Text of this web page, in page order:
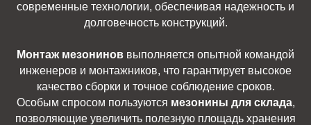
современные технологии, обеспечивая надежность и
долговечность конструкций.
Монтаж мезонинов выполняется опытной командой
инженеров и монтажников, что гарантирует высокое
качество сборки и точное соблюдение сроков.
Особым спросом пользуются мезонины для склада,
позволяющие увеличить полезную площадь хранения